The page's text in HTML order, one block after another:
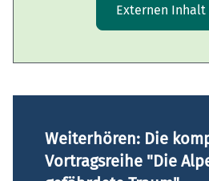
Externen Inhalt
Weiterhören: Die
Vortragsreihe "Die